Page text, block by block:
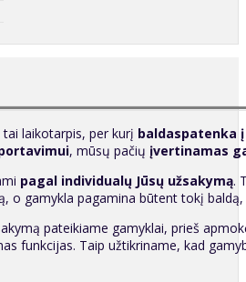
tai laikotarpis, per kurį baldaspatenka
, mūsų pačių įvertinamas
pagal individualų Jūsų užsakymą.
o gamykla pagamina būtent tokį
pateikiame gamyklai, prieš
funkcijas. Taip užtikriname, kad